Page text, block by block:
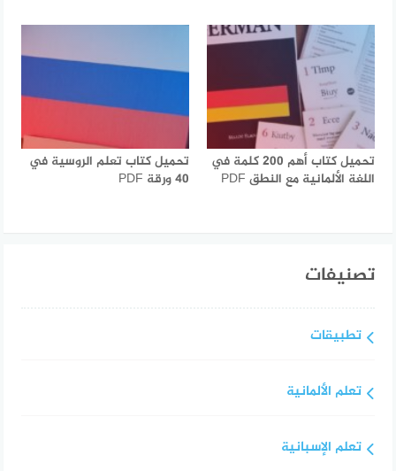
تحميل كتاب أهم 200 كلمة في
اللغة الألمانية مع النطق PDF
تحميل كتاب تعلم الروسية في
40 ورقة PDF
تصنيفات
تطبيقات
تعلم الألمانية
تعلم الإسبانية